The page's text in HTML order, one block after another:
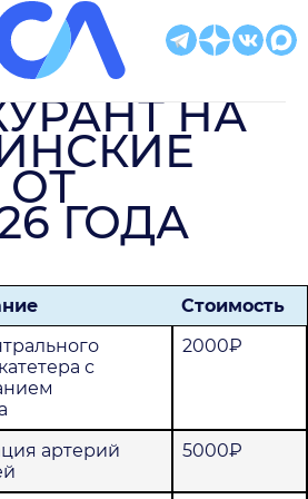
НА
ОТ
ГОДА
Стоимость
с
2000₽
артерий
5000₽